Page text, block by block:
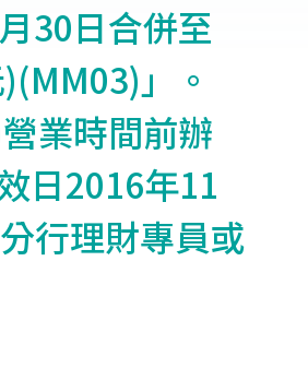
30日合併至
」。
業時間前辦
日2016年11
行理財專員或